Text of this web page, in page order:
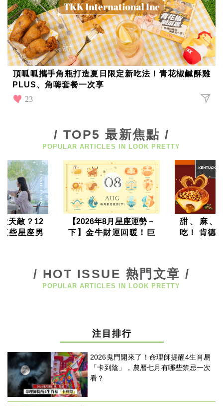
影
推
薦
時
尚
流
行
穿
搭
美
技
巧
保
密
技
瘦
身
單
窈
窕
計
畫
頂呱呱攜手角瓶打造夏日限定新吃法！青花椒鹹酥雞
PLUS、角嗨套餐一次享
23
/ TOP5 最新焦點 /
POPULAR ARTICLES IN LOOK PRETTY
天敵？12
些星座男
【2026年8月星座運勢－
下】金牛財運回暖！巨
甜、麻、
吃！ 肯德
/ HOT ISSUE 熱門文章 /
POPULAR ARTICLES IN LOOK PRETTY
注目排行
2026鬼門開來了！命理師提醒4生肖易
「卡到陰」，農曆七月有哪些禁忌一次
看？